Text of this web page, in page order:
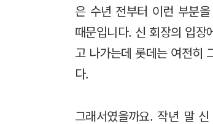
은 수년 전부터 이런 부분
때문입니다. 신 회장의 입장
고 나가는데 롯데는 여전히
다.
그래서였을까요. 작년 말